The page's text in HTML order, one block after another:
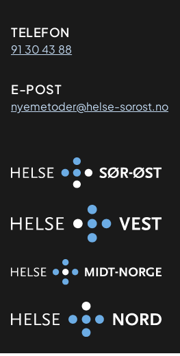
Kontaktinformasjon
TELEFON
91 30 43 88
E-POST
nyemetoder@helse-sorost.no
Organisasjon